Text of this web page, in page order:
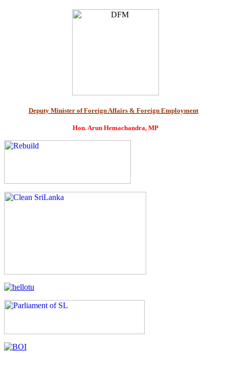
Deputy Minister of Foreign Affairs & Foreign Employment
Hon. Arun Hemachandra, MP